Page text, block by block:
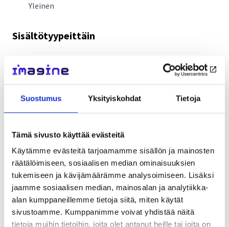
Suostumus Yksityiskohdat Tietoja
Tämä sivusto käyttää evästeitä
Käytämme evästeitä tarjoamamme sisällön ja mainosten
räätälöimiseen, sosiaalisen median ominaisuuksien
tukemiseen ja kävijämäärämme analysoimiseen. Lisäksi
jaamme sosiaalisen median, mainosalan ja analytiikka-
alan kumppaneillemme tietoja siitä, miten käytät
sivustoamme. Kumppanimme voivat yhdistää näitä
tietoja muihin tietoihin, joita olet antanut heille tai joita on
Yleinen
Sisältötyypeittäin
tallenne
Nuorille rikoksentekijöille suunnattua
kertaa Suomessa
23.5.2023
Ajankohtaista
Yleinen